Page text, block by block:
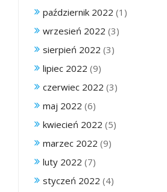
październik 2022 (1)
wrzesień 2022 (3)
sierpień 2022 (3)
lipiec 2022 (9)
czerwiec 2022 (3)
maj 2022 (6)
kwiecień 2022 (5)
marzec 2022 (9)
luty 2022 (7)
styczeń 2022 (4)